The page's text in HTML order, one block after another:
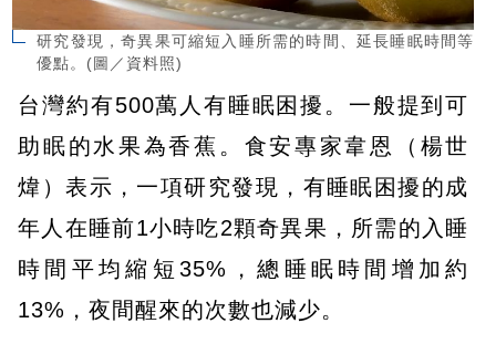
研究發現，奇異果可縮短入睡所需的時間、延長睡眠時間等
優點。(圖／資料照)
台灣約有500萬人有睡眠困擾。一般提到可
助眠的水果為香蕉。食安專家韋恩（楊世
煒）表示，一項研究發現，有睡眠困擾的成
年人在睡前1小時吃2顆奇異果，所需的入睡
時間平均縮短35%，總睡眠時間增加約
13%，夜間醒來的次數也減少。